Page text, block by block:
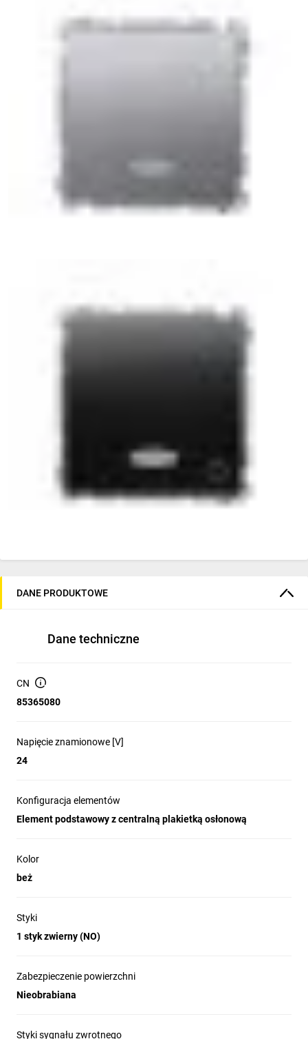
DANE PRODUKTOWE
Dane techniczne
CN
85365080
Napięcie znamionowe [V]
24
Konfiguracja elementów
Element podstawowy z centralną plakietką osłonową
Kolor
beż
Styki
1 styk zwierny (NO)
Zabezpieczenie powierzchni
Nieobrabiana
Styki sygnału zwrotnego